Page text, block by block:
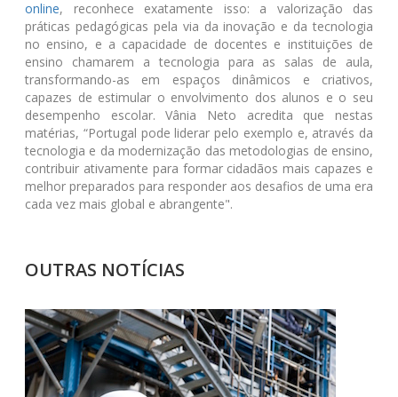
online, reconhece exatamente isso: a valorização das
práticas pedagógicas pela via da inovação e da tecnologia
no ensino, e a capacidade de docentes e instituições de
ensino chamarem a tecnologia para as salas de aula,
transformando-as em espaços dinâmicos e criativos,
capazes de estimular o envolvimento dos alunos e o seu
desempenho escolar. Vânia Neto acredita que nestas
matérias, “Portugal pode liderar pelo exemplo e, através da
tecnologia e da modernização das metodologias de ensino,
contribuir ativamente para formar cidadãos mais capazes e
melhor preparados para responder aos desafios de uma era
cada vez mais global e abrangente".
OUTRAS NOTÍCIAS